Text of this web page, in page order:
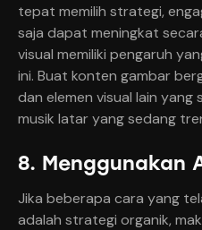
tepat memilih strategi,
saja dapat meningkat
visual memiliki pengaruh
ini. Buat konten gambar
dan elemen visual lain
musik latar yang sedang
8. Menggunakan
Jika beberapa cara yang
adalah strategi organik,